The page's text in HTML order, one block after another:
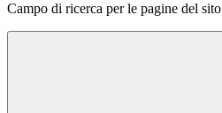
Campo di ricerca per le pagine del sito